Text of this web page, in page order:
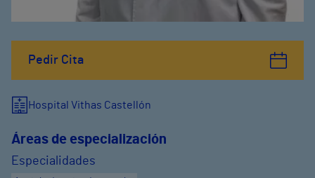
Pedir Cita
Hospital Vithas Castellón
Áreas de especialización
Especialidades